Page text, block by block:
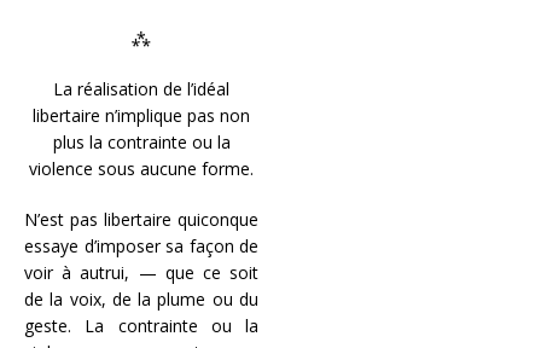
⁂
La réalisation de l’idéal
libertaire n’implique pas non
plus la contrainte ou la
violence sous aucune forme.
N’est pas libertaire quiconque
essaye d’imposer sa façon de
voir à autrui, — que ce soit
de la voix, de la plume ou du
geste. La contrainte ou la